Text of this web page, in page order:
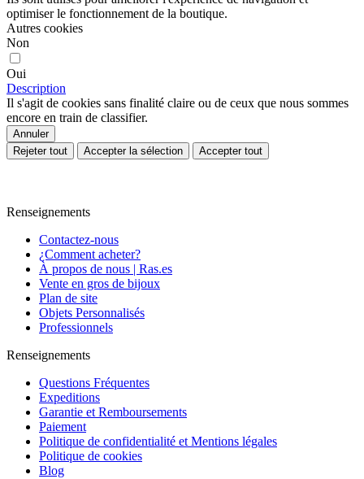
optimiser le fonctionnement de la boutique.
Autres cookies
Non
Oui
Description
Il s'agit de cookies sans finalité claire ou de ceux que nous sommes
encore en train de classifier.
Annuler
Rejeter tout
Accepter la sélection Accepter tout
Renseignements
Contactez-nous
¿Comment acheter?
À propos de nous | Ras.es
Vente en gros de bijoux
Plan de site
Objets Personnalisés
Professionnels
Renseignements
Questions Fréquentes
Expeditions
Garantie et Remboursements
Paiement
Politique de confidentialité et Mentions légales
Politique de cookies
Blog